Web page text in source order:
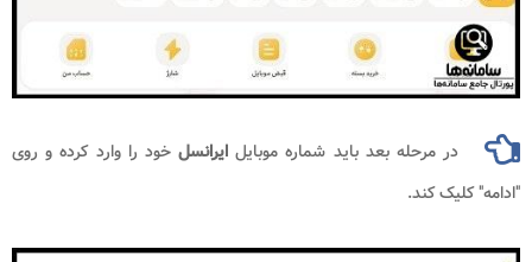
در مرحله بعد باید شماره موبایل ایرانسل خود را وارد کرده و روی
"ادامه" کلیک کند.